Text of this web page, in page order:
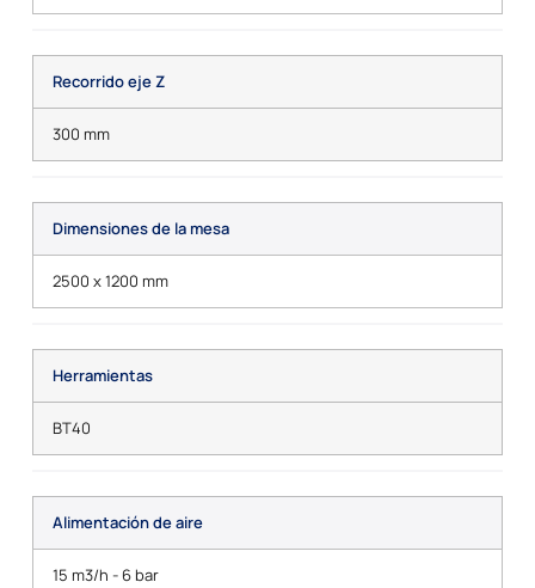
Recorrido eje Z
300 mm
Dimensiones de la mesa
2500 x 1200 mm
Herramientas
BT40
Alimentación de aire
15 m3/h - 6 bar